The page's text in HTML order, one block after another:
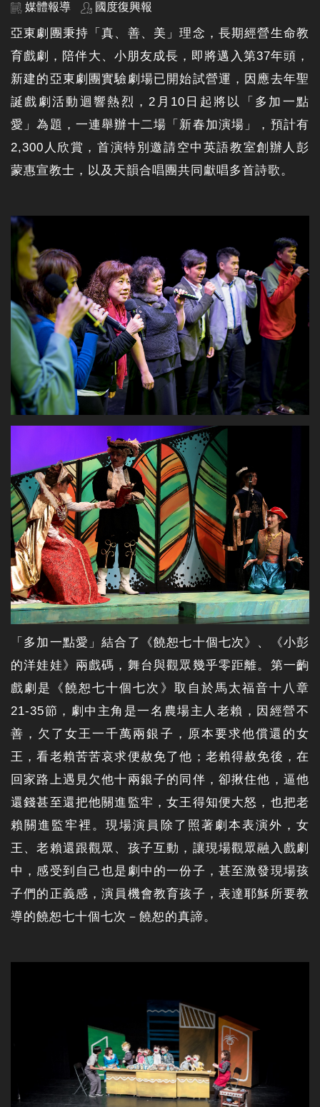
媒體報導 國度復興報
亞東劇團秉持「真、善、美」理念，長期經營生命教
育戲劇，陪伴大、小朋友成長，即將邁入第37年頭，
新建的亞東劇團實驗劇場已開始試營運，因應去年聖
誕戲劇活動迴響熱烈，2月10日起將以「多加一點
愛」為題，一連舉辦十二場「新春加演場」，預計有
2,300人欣賞，首演特別邀請空中英語教室創辦人彭
蒙惠宣教士，以及天韻合唱團共同獻唱多首詩歌。
「多加一點愛」結合了《饒恕七十個七次》、《小彭
的洋娃娃》兩戲碼，舞台與觀眾幾乎零距離。第一齣
戲劇是《饒恕七十個七次》取自於馬太福音十八章
21-35節，劇中主角是一名農場主人老賴，因經營不
善，欠了女王一千萬兩銀子，原本要求他償還的女
王，看老賴苦苦哀求便赦免了他；老賴得赦免後，在
回家路上遇見欠他十兩銀子的同伴，卻揪住他，逼他
還錢甚至還把他關進監牢，女王得知便大怒，也把老
賴關進監牢裡。現場演員除了照著劇本表演外，女
王、老賴還跟觀眾、孩子互動，讓現場觀眾融入戲劇
中，感受到自己也是劇中的一份子，甚至激發現場孩
子們的正義感，演員機會教育孩子，表達耶穌所要教
導的饒恕七十個七次－饒恕的真諦。